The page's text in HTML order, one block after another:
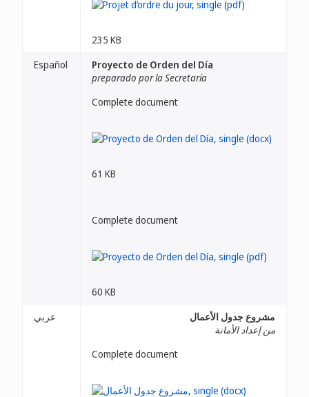
235 KB
Español
Proyecto de Orden del Día
preparado por la Secretaría
Complete document
61 KB
Complete document
60 KB
عربي
مشروع جدول الأعمال
من إعداد الأمانة
Complete document